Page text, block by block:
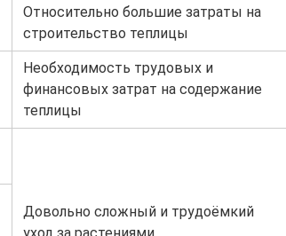
Относительно большие затраты на
строительство теплицы
Необходимость трудовых и
финансовых затрат на содержание
теплицы
Довольно сложный и трудоёмкий